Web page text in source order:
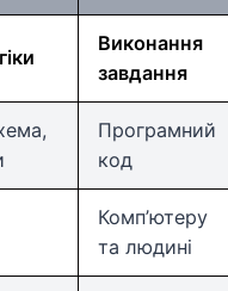
Виконання
завдання
Програмний
код
Комп’ютеру
та людині